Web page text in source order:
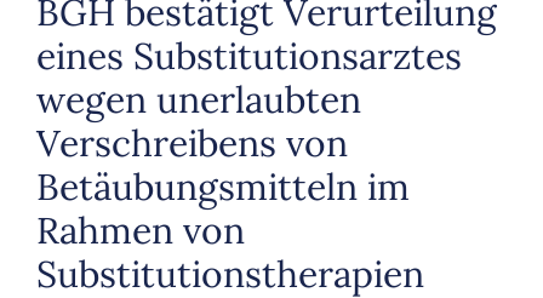
BGH bestätigt Verurteilung
eines Substitutionsarztes
wegen unerlaubten
Verschreibens von
Betäubungsmitteln im
Rahmen von
Substitutionstherapien